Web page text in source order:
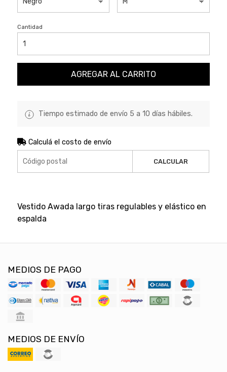
Cantidad
AGREGAR AL CARRITO
Tiempo estimado de envío 5 a 10 días hábiles.
Calculá el costo de envío
CALCULAR
Vestido Awada largo tiras regulables y elástico en
espalda
MEDIOS DE PAGO
MEDIOS DE ENVÍO